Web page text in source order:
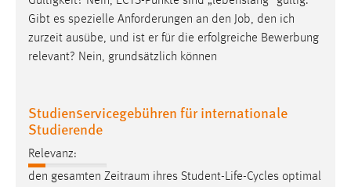
Gibt es spezielle Anforderungen an den Job, den ich
zurzeit ausübe, und ist er für die erfolgreiche Bewerbung
relevant? Nein, grundsätzlich können
Studienservicegebühren für internationale
Studierende
Relevanz:
den gesamten Zeitraum ihres Student-Life-Cycles optimal
Sie tun dies, indem sie Besucher über Websites
hinweg verfolgen.
Google Ads
_gcl_au
Google Ireland Limited